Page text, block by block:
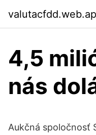
4,5
nás
Aukčná spoločnosť